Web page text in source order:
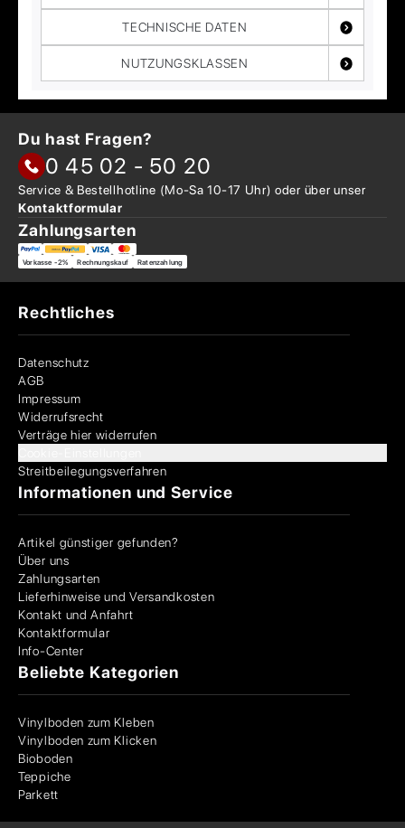
TECHNISCHE DATEN
NUTZUNGSKLASSEN
Du hast Fragen?
0 45 02 - 50 20
Service & Bestellhotline (Mo-Sa 10-17 Uhr) oder überunser
Kontaktformular
Zahlungsarten
Vorkasse -2% Rechnungskauf Ratenzahlung
Rechtliches
Datenschutz
AGB
Impressum
Widerrufsrecht
Verträge hier widerrufen
Streitbeilegungsverfahren
Informationen und Service
Artikel günstiger gefunden?
Über uns
Zahlungsarten
Lieferhinweise und Versandkosten
Kontakt und Anfahrt
Kontaktformular
Info-Center
Beliebte Kategorien
Vinylboden zum Kleben
Vinylboden zum Klicken
Bioboden
Teppiche
Parkett